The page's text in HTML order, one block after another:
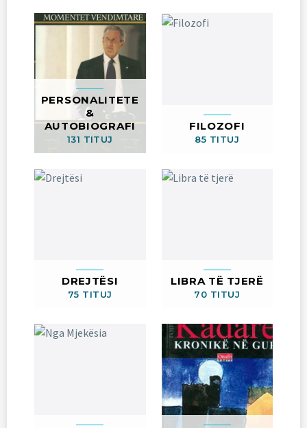
PERSONALITETE
&
AUTOBIOGRAFI
131 TITUJ
FILOZOFI
85 TITUJ
DREJTËSI
75 TITUJ
LIBRA TË TJERË
70 TITUJ